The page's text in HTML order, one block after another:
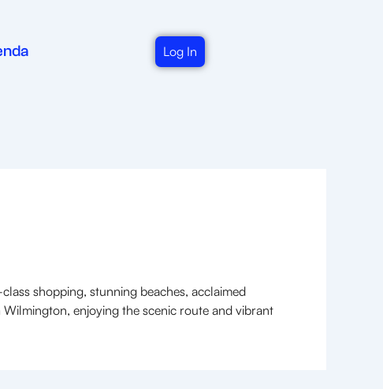
Log In
shopping, stunning beaches, acclaimed
enjoying the scenic route and vibrant